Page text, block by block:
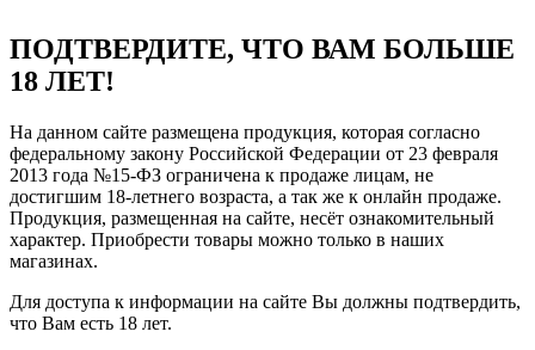
ПОДТВЕРДИТЕ, ЧТО ВАМ БОЛЬШЕ
18 ЛЕТ!
На данном сайте размещена продукция, которая согласно
федеральному закону Российской Федерации от 23 февраля
2013 года №15-ФЗ ограничена к продаже лицам, не
достигшим 18-летнего возраста, а так же к онлайн продаже.
Продукция, размещенная на сайте, несёт ознакомительный
характер. Приобрести товары можно только в наших
магазинах.
Для доступа к информации на сайте Вы должны подтвердить,
что Вам есть 18 лет.